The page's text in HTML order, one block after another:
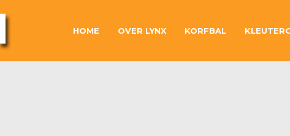
HOME OVER LYNX KORFBAL